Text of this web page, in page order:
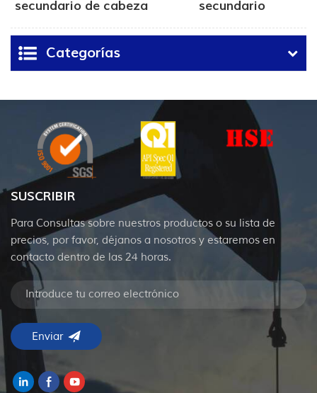
secundario de cabeza
de pozo
secundario
elastomérico de
Categorías
SUSCRIBIR
Para Consultas sobre nuestros productos o su lista de
precios, por favor, déjanos a nosotros y estaremos en
contacto dentro de las 24 horas.